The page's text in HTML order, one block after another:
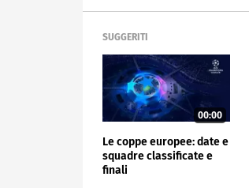
SUGGERITI
00:00
Le coppe europee: date e
squadre classificate e
finali